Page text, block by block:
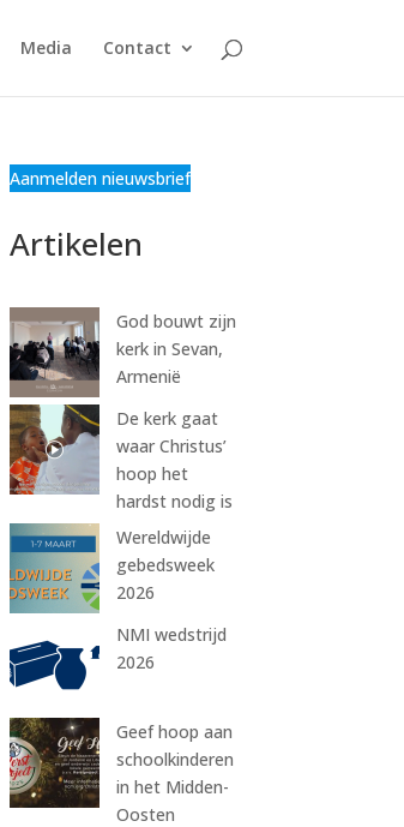
Media Contact
Aanmelden nieuwsbrief
Artikelen
God bouwt zijn
kerk in Sevan,
Armenië
De kerk gaat
waar Christus’
hoop het
hardst nodig is
Wereldwijde
gebedsweek
2026
NMI wedstrijd
2026
Geef hoop aan
schoolkinderen
in het Midden-
Oosten